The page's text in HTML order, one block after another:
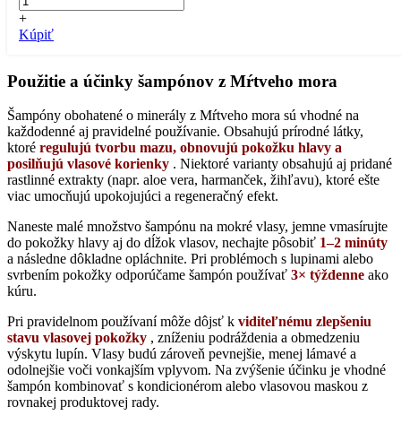
+
Kúpiť
Použitie a účinky šampónov z Mŕtveho mora
Šampóny obohatené o minerály z Mŕtveho mora sú vhodné na
každodenné aj pravidelné používanie. Obsahujú prírodné látky,
ktoré regulujú tvorbu mazu, obnovujú pokožku hlavy a
posilňujú vlasové korienky . Niektoré varianty obsahujú aj pridané
rastlinné extrakty (napr. aloe vera, harmanček, žihľavu), ktoré ešte
viac umocňujú upokojujúci a regeneračný efekt.
Naneste malé množstvo šampónu na mokré vlasy, jemne vmasírujte
do pokožky hlavy aj do dĺžok vlasov, nechajte pôsobiť 1–2 minúty
a následne dôkladne opláchnite. Pri problémoch s lupinami alebo
svrbením pokožky odporúčame šampón používať 3× týždenne ako
kúru.
Pri pravidelnom používaní môže dôjsť k viditeľnému zlepšeniu
stavu vlasovej pokožky , zníženiu podráždenia a obmedzeniu
výskytu lupín. Vlasy budú zároveň pevnejšie, menej lámavé a
odolnejšie voči vonkajším vplyvom. Na zvýšenie účinku je vhodné
šampón kombinovať s kondicionérom alebo vlasovou maskou z
rovnakej produktovej rady.